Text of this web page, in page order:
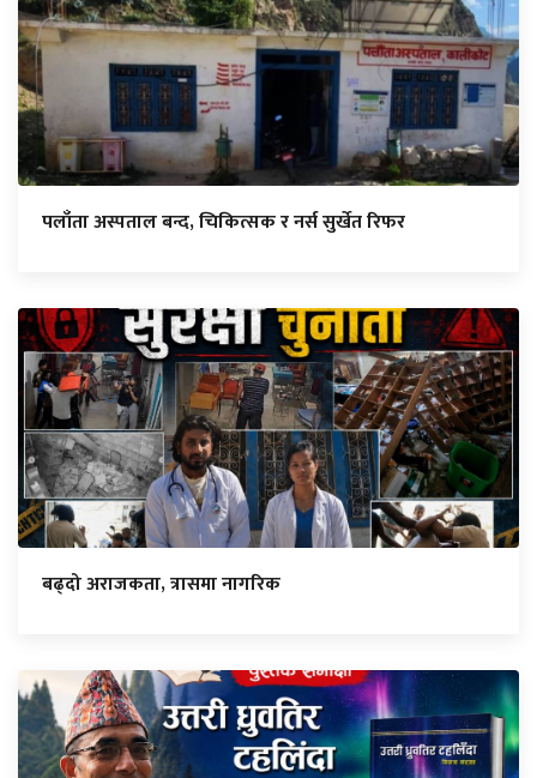
पलाँता अस्पताल बन्द, चिकित्सक र नर्स सुर्खेत रिफर
बढ्दो अराजकता, त्रासमा नागरिक